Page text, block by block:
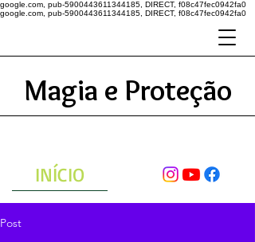
google.com, pub-5900443611344185, DIRECT, f08c47fec0942fa0
google.com, pub-5900443611344185, DIRECT, f08c47fec0942fa0
Magia e Proteção
INÍCIO
Post